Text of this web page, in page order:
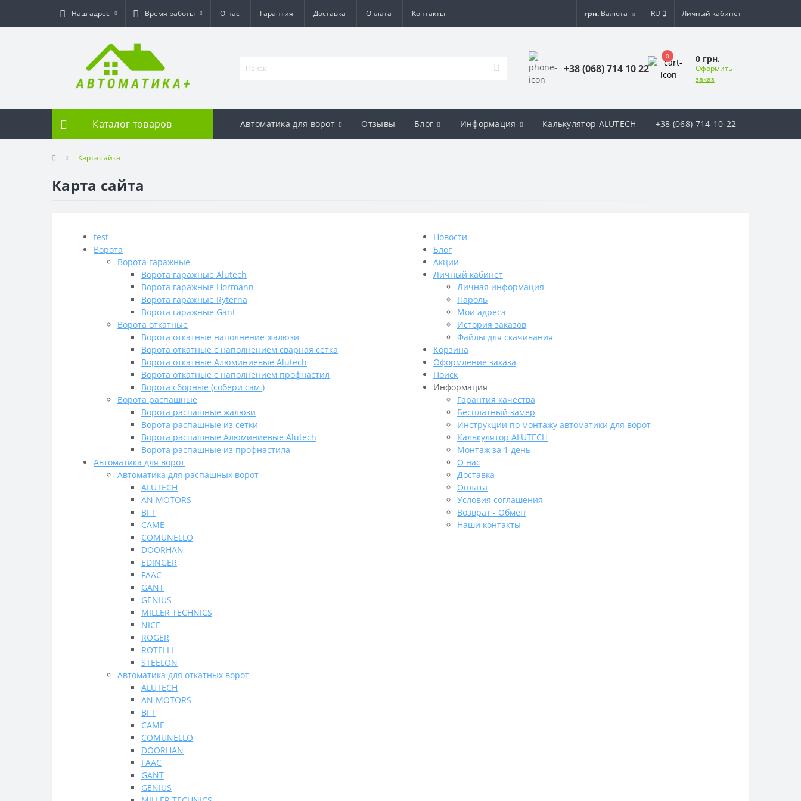
Наш адрес Время работы О нас Гарантия Доставка Оплата Контакты грн. Валюта RU Личный кабинет
+38 (068) 714 10 22
0 0 грн.
Оформить
заказ
Каталог товаров Автоматика для ворот Отзывы Блог Информация Калькулятор ALUTECH +38 (068) 714-10-22
Карта сайта
Карта сайта
test
Ворота
Ворота гаражные
Ворота гаражные Alutech
Ворота гаражные Hormann
Ворота гаражные Ryterna
Ворота гаражные Gant
Ворота откатные
Ворота откатные наполнение жалюзи
Ворота откатные с наполнением сварная сетка
Ворота откатные Алюминиевые Alutech
Ворота откатные с наполнением профнастил
Ворота сборные (собери сам )
Ворота распашные
Ворота распашные жалюзи
Ворота распашные из сетки
Ворота распашные Алюминиевые Alutech
Ворота распашные из профнастила
Автоматика для ворот
Автоматика для распашных ворот
ALUTECH
AN MOTORS
BFT
CAME
COMUNELLO
DOORHAN
EDINGER
FAAC
GANT
GENIUS
MILLER TECHNICS
NICE
ROGER
ROTELLI
STEELON
Автоматика для откатных ворот
ALUTECH
AN MOTORS
BFT
CAME
COMUNELLO
DOORHAN
FAAC
GANT
GENIUS
Новости
Блог
Акции
Личный кабинет
Личная информация
Пароль
Мои адреса
История заказов
Файлы для скачивания
Корзина
Оформление заказа
Поиск
Информация
Гарантия качества
Бесплатный замер
Инструкции по монтажу автоматики для ворот
Калькулятор ALUTECH
Монтаж за 1 день
О нас
Доставка
Оплата
Условия соглашения
Возврат - Обмен
Наши контакты